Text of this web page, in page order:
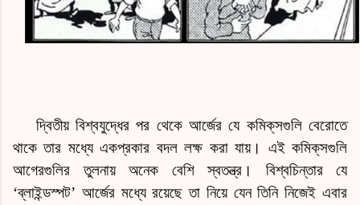
দ্বিতীয় বিশ্বযুদ্ধের পর থেকে আর্জের যে কমিক্‌সগুলি বেরোতে
থাকে তার মধ্যে একপ্রকার বদল লক্ষ করা যায়। এই কমিক্‌সগুলি
আগেরগুলির তুলনায় অনেক বেশি স্বতন্ত্র। বিশ্বচিন্তার যে
‘ব্লাইন্ডস্পট’ আর্জের মধ্যে রয়েছে তা নিয়ে যেন তিনি নিজেই এবার